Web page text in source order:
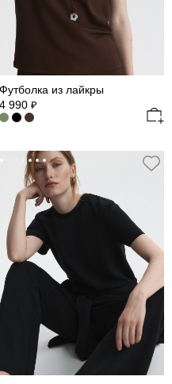
Футболка из лайкры
4 990 ₽